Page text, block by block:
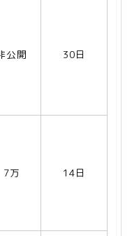
公開 30日
7万 14日